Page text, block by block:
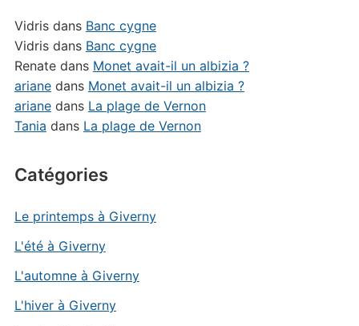
Vidrisdans Banc cygne
Vidrisdans Banc cygne
Renatedans Monet avait-il un albizia ?
arianedans Monet avait-il un albizia ?
arianedans La plage de Vernon
Tania dans La plage de Vernon
Catégories
Le printemps à Giverny
L'été à Giverny
L'automne à Giverny
L'hiver à Giverny